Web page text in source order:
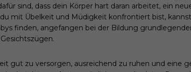
sind, dass dein Körper hart daran arbeitet, ein
mit Übelkeit und Müdigkeit konfrontiert bist,
finden, angefangen bei der Bildung
gut zu versorgen, ausreichend zu ruhen und eine